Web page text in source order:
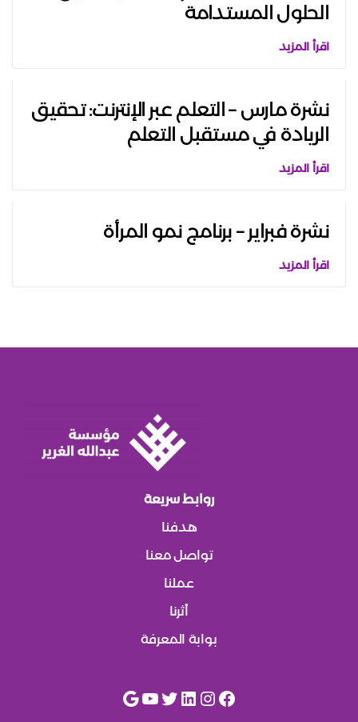
الحلول المستدامة
اقرأ المزيد
نشرة مارس – التعلم عبر الإنترنت: تحقيق
الريادة في مستقبل التعلم
اقرأ المزيد
نشرة فبراير – برنامج نمو المرأة
اقرأ المزيد
روابط سريعة
هدفنا
تواصل معنا
عملنا
أثرنا
بوابة المعرفة